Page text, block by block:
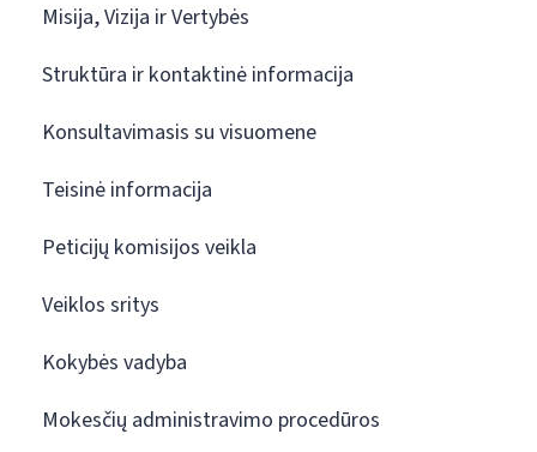
Misija, Vizija ir Vertybės
Struktūra ir kontaktinė informacija
Konsultavimasis su visuomene
Teisinė informacija
Peticijų komisijos veikla
Veiklos sritys
Kokybės vadyba
Mokesčių administravimo procedūros